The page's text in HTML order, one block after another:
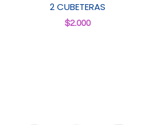
2 CUBETERAS
$2.000